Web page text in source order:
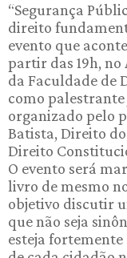
“Segurança
direito
evento que
partir das 19h,
da Faculdade de
como palestrante
organizado pelo
Batista, Direito
Direito
O evento será
livro de mesmo
objetivo discutir
que não seja
esteja fortemente